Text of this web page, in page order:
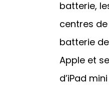
batterie,
centres
batterie de
Apple et
d’iPad